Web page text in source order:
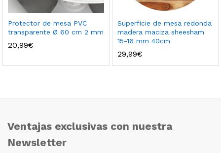
Protector de mesa PVC
transparente Ø 60 cm 2 mm
20,99€
Superficie de mesa redonda
madera maciza sheesham
15-16 mm 40cm
29,99€
Ventajas exclusivas con nuestra
Newsletter